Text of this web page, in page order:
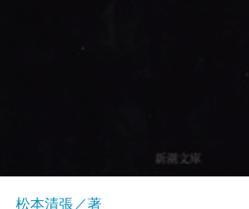
松本清張／著